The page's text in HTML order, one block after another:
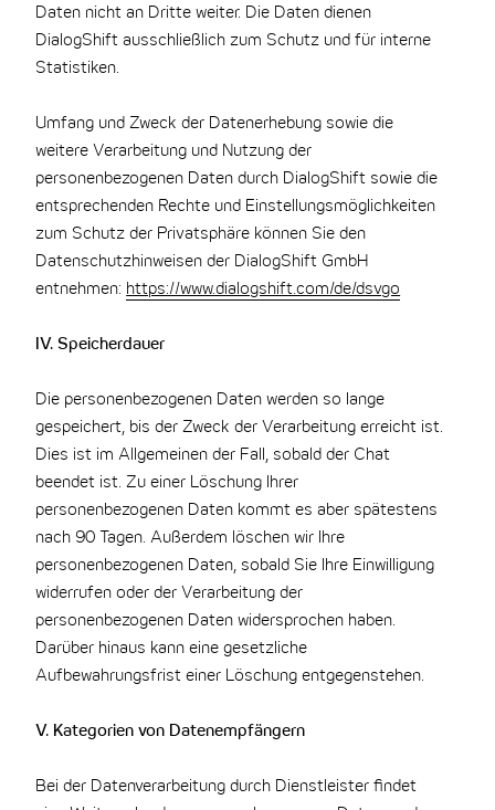
Daten nicht an Dritte weiter. Die Daten dienen
DialogShift ausschließlich zum Schutz und für interne
Statistiken.
Umfang und Zweck der Datenerhebung sowie die
weitere Verarbeitung und Nutzung der
personenbezogenen Daten durch DialogShift sowie die
entsprechenden Rechte und Einstellungsmöglichkeiten
zum Schutz der Privatsphäre können Sie den
Datenschutzhinweisen der DialogShift GmbH
entnehmen: https://www.dialogshift.com/de/dsvgo
IV. Speicherdauer
Die personenbezogenen Daten werden so lange
gespeichert, bis der Zweck der Verarbeitung erreicht ist.
Dies ist im Allgemeinen der Fall, sobald der Chat
beendet ist. Zu einer Löschung Ihrer
personenbezogenen Daten kommt es aber spätestens
nach 90 Tagen. Außerdem löschen wir Ihre
personenbezogenen Daten, sobald Sie Ihre Einwilligung
widerrufen oder der Verarbeitung der
personenbezogenen Daten widersprochen haben.
Darüber hinaus kann eine gesetzliche
Aufbewahrungsfrist einer Löschung entgegenstehen.
V. Kategorien von Datenempfängern
Bei der Datenverarbeitung durch Dienstleister findet